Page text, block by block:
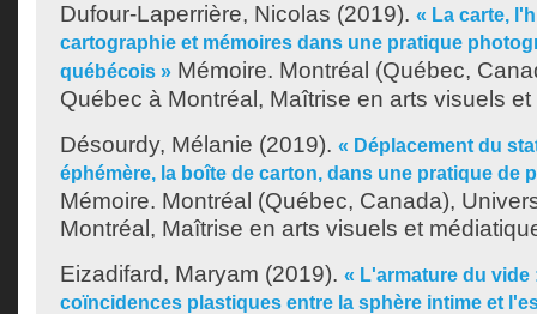
Dufour-Laperrière, Nicolas (2019). « La carte,
cartographie et mémoires dans une pratique
québécois » Mémoire. Montréal (Québec,
Québec à Montréal, Maîtrise en arts visuels
Désourdy, Mélanie (2019). « Déplacement du
éphémère, la boîte de carton, dans une pratique de
Mémoire. Montréal (Québec, Canada),
Montréal, Maîtrise en arts visuels et
Eizadifard, Maryam (2019). « L'armature du
coïncidences plastiques entre la sphère intime et